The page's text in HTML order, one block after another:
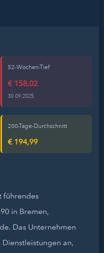
52-Wochen-Tief
€ 158,02
30.09.2025
200-Tage-Durchschnitt
€ 194,99
führendes
in Bremen,
Das Unternehmen
an,